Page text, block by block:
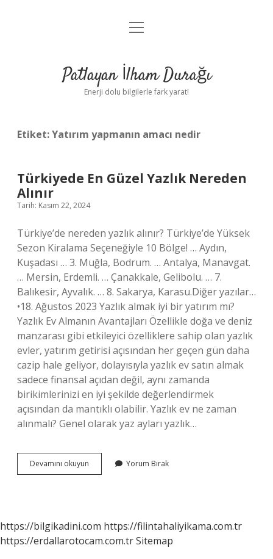
Anasayfa
Yasal Uyarı
menüyü
Patlayan İlham Durağı
Enerji dolu bilgilerle fark yarat!
Etiket:Yatırım yapmanın amacı nedir
Türkiyede En Güzel Yazlık Nereden
Alınır
Tarih: Kasım 22, 2024
Türkiye’de nereden yazlık alınır? Türkiye’de Yüksek
Sezon Kiralama Seçeneğiyle 10 Bölge! … Aydın,
Kuşadası … 3. Muğla, Bodrum. … Antalya, Manavgat.
… Mersin, Erdemli. … Çanakkale, Gelibolu. … 7.
Balıkesir, Ayvalık. … 8. Sakarya, Karasu.Diğer yazılar…
•18. Ağustos 2023 Yazlık almak iyi bir yatırım mı?
Yazlık Ev Almanın Avantajları Özellikle doğa ve deniz
manzarası gibi etkileyici özelliklere sahip olan yazlık
evler, yatırım getirisi açısından her geçen gün daha
cazip hale geliyor, dolayısıyla yazlık ev satın almak
sadece finansal açıdan değil, aynı zamanda
birikimlerinizi en iyi şekilde değerlendirmek
açısından da mantıklı olabilir. Yazlık ev ne zaman
alınmalı? Genel olarak yaz ayları yazlık…
Devamını okuyun Türkiyede
En
Yorum Bırak
https://bilgikadini.com https://filintahaliyikama.com.tr
https://erdallarotocam.com.trSitemap